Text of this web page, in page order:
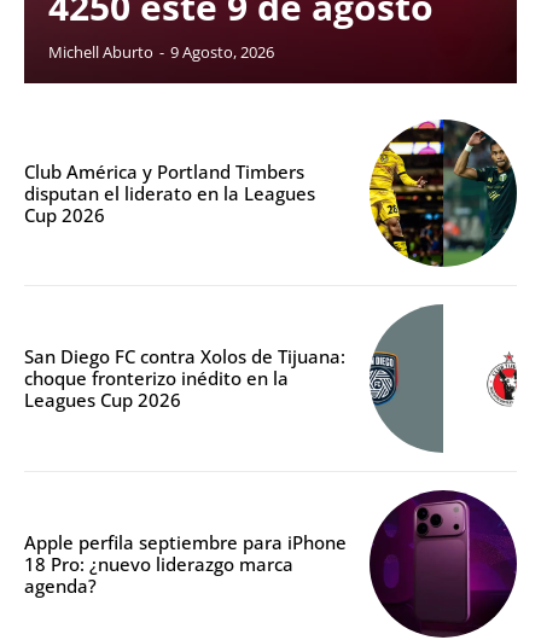
Michell Aburto - 9 Agosto, 2026
Club América y Portland Timbers
disputan el liderato en la Leagues
Cup 2026
San Diego FC contra Xolos de Tijuana:
choque fronterizo inédito en la
Leagues Cup 2026
Apple perfila septiembre para iPhone
18 Pro: ¿nuevo liderazgo marca
agenda?